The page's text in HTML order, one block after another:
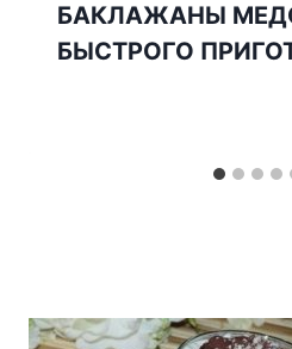
БАКЛАЖАНЫ
БЫСТРОГО